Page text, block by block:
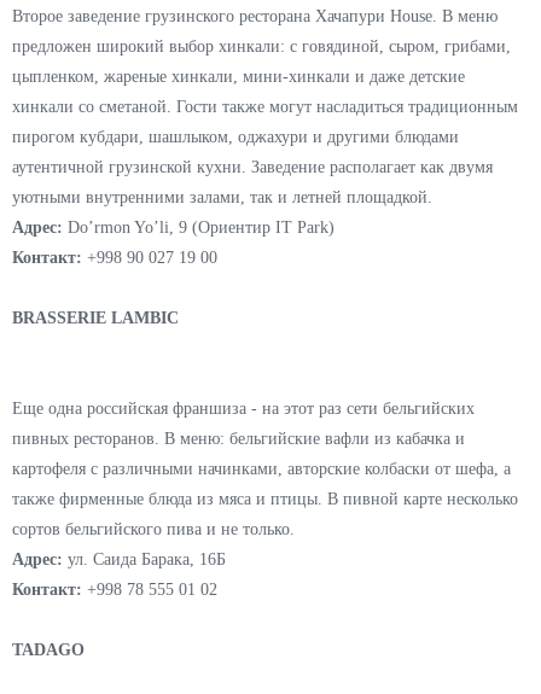
Городское кафе в одном из престижных жилых комплексов Ташкента
со современным светлыми интерьером, предлагающее винную и
котельные карты к традиционному меню кафе с завтраками, ланчами
и выбором кофе.
Контакт:+998 33 555 6601
ХАЧАПУРИ PARK
предложен широкий выбор хинкали: с говядиной, сыром, грибами,
пирогом кубдари, шашлыком, оджахури и другими блюдами
аутентичной грузинской кухни. Заведение располагает как двумя
уютными внутренними залами, так и летней площадкой.
Адрес:Do’rmon Yo’li, 9 (Ориентир IT Park)
Контакт:+998 90 027 19 00
BRASSERIE LAMBIC